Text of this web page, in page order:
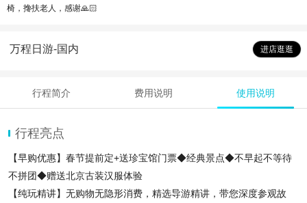
椅，搀扶老人，感谢🙏🏻
万程日游-国内 进店逛逛
行程简介 费用说明 使用说明
行程亮点
【早购优惠】春节提前定+送珍宝馆门票◆经典景点◆不早起不等待
不拼团◆赠送北京古装汉服体验
【纯玩精讲】无购物无隐形消费，精选导游精讲，带您深度参观故